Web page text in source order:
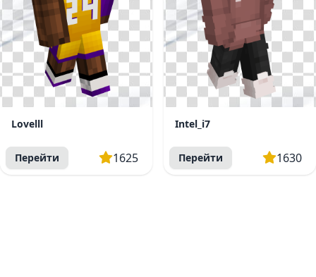
Lovelll
Перейти 1625
Intel_i7
Перейти 1630